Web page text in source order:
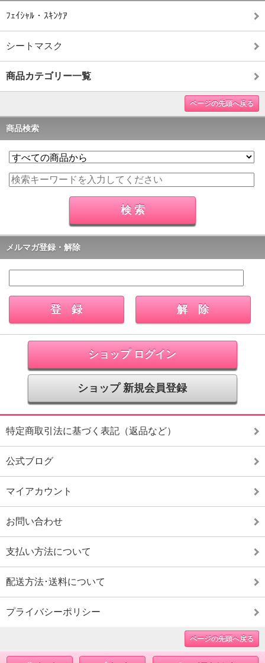
ﾌｪｲｼｬﾙ・ｽｷﾝｹｱ
シートマスク
商品カテゴリー一覧
ページの先頭へ戻る
商品検索
メルマガ登録・解除
ショップ ログイン
ショップ 新規会員登録
特定商取引法に基づく表記（返品など）
公式ブログ
マイアカウント
お問い合わせ
支払い方法について
配送方法･送料について
プライバシーポリシー
ページの先頭へ戻る